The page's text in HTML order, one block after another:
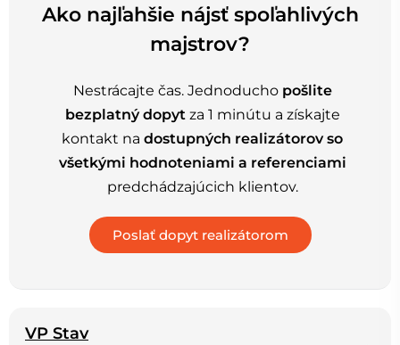
Ako najľahšie nájsť spoľahlivých
majstrov?
Nestrácajte čas. Jednoducho pošlite
bezplatný dopytza 1 minútu a získajte
kontakt na dostupných realizátorov so
všetkými hodnoteniami a referenciami
predchádzajúcich klientov.
VP Stav